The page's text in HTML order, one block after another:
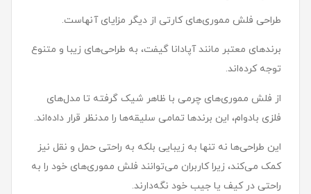
طراحی فلش مموری‌های کارتی از دیگر مزایای آنهاست.
برندهای معتبر مانند آپادانا گیفت، به طراحی‌های زیبا و متنوع
توجه کرده‌اند.
از فلش مموری‌های چرمی با ظاهر شیک گرفته تا مدل‌های
فلزی بادوام، این برندها تمامی سلیقه‌ها را مدنظر قرار داده‌اند.
این طراحی‌ها نه تنها به زیبایی بلکه به راحتی حمل و نقل نیز
کمک می‌کند، زیرا کاربران می‌توانند فلش مموری‌های خود را به
راحتی در کیف یا جیب خود نگه‌دارند.